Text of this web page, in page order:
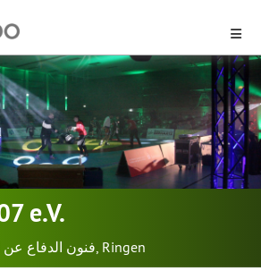
e.V.
فنون الدفاع, Ringen